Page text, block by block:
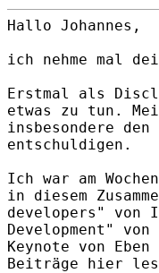
Hallo Johannes,
ich nehme mal
Erstmal als
etwas zu tun.
insbesondere
entschuldigen.
Ich war am
in diesem
developers" von
Development"
Keynote von
Beiträge hier